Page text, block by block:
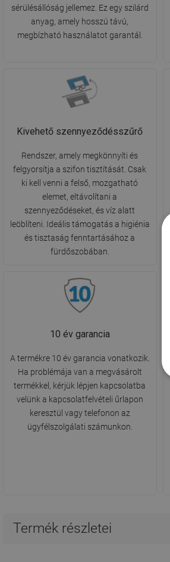
sérülésállóság jellemez. Ez egy szilárd
anyag, amely hosszú távú,
megbízható használatot garantál.
Kivehető szennyeződésszűrő
Rendszer, amely megkönnyíti és
felgyorsítja a szifon tisztítását. Csak
ki kell venni a felső, mozgatható
elemet, eltávolítani a
szennyeződéseket, és víz alatt
leöblíteni. Ideális támogatás a higiénia
és tisztaság fenntartásához a
fürdőszobában.
10 év garancia
A termékre 10 év garancia vonatkozik.
Ha problémája van a megvásárolt
termékkel, kérjük lépjen kapcsolatba
velünk a kapcsolatfelvételi űrlapon
keresztül vagy telefonon az
ügyfélszolgálati számunkon.
Termék részletei